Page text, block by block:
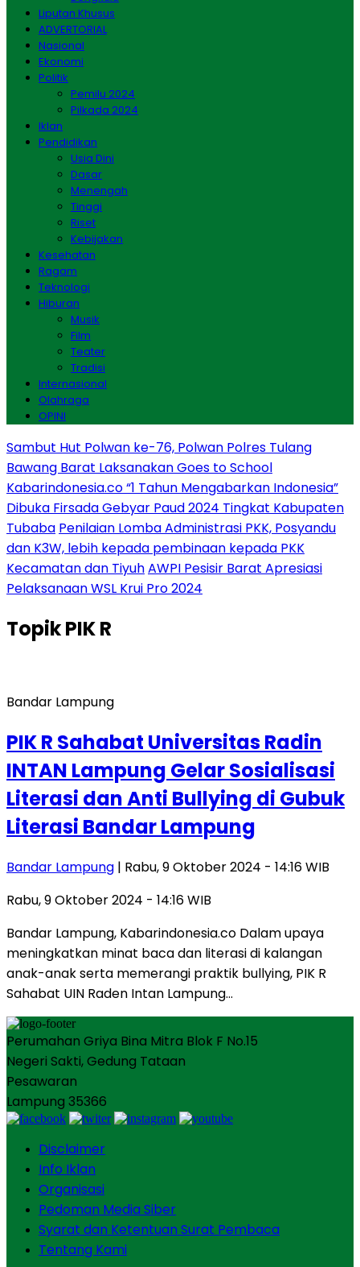
Liputan Khusus
ADVERTORIAL
Nasional
Ekonomi
Politik
Pemilu 2024
Pilkada 2024
Iklan
Pendidikan
Usia Dini
Dasar
Menengah
Tinggi
Riset
Kebijakan
Kesehatan
Ragam
Teknologi
Hiburan
Musik
Film
Teater
Tradisi
Internasional
Olahraga
OPINI
Sambut Hut Polwan ke-76, Polwan Polres Tulang
Bawang Barat Laksanakan Goes to School
Kabarindonesia.co “1 Tahun Mengabarkan Indonesia”
Dibuka Firsada Gebyar Paud 2024 Tingkat Kabupaten
Tubaba Penilaian Lomba Administrasi PKK, Posyandu
dan K3W, lebih kepada pembinaan kepada PKK
Kecamatan dan TiyuhAWPI Pesisir Barat Apresiasi
Pelaksanaan WSL Krui Pro 2024
TopikPIK R
Bandar Lampung
PIK R Sahabat Universitas Radin
INTAN Lampung Gelar Sosialisasi
Literasi dan Anti Bullying di Gubuk
Literasi Bandar Lampung
Bandar Lampung | Rabu, 9 Oktober 2024 - 14:16 WIB
Rabu, 9 Oktober 2024 - 14:16 WIB
Bandar Lampung, Kabarindonesia.co Dalam upaya
meningkatkan minat baca dan literasi di kalangan
anak-anak serta memerangi praktik bullying, PIK R
Sahabat UIN Raden Intan Lampung…
Perumahan Griya Bina Mitra Blok F No.15
Negeri Sakti, Gedung Tataan
Pesawaran
Lampung 35366
Disclaimer
Info Iklan
Organisasi
Pedoman Media Siber
Syarat dan Ketentuan Surat Pembaca
Tentang Kami